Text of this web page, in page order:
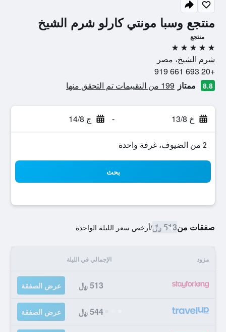
منتجع وسبا مونتي كارلو شرم الشيخ
منتجع
5 نجوم
شرم الشيخ، مصر
+20 693 661 919
8.8 ممتاز 199 من التقييمات تم التحقق منها
خ 13/8 - ج 14/8
2 من الضيوف، غرفة واحدة
بحث
صفقات من513 ﷼ /أرخص سعر الليلة الواحدة
مزود الإجمالي في الليلة
513 ﷼ عرض الصفقة
544 ﷼ عرض الصفقة